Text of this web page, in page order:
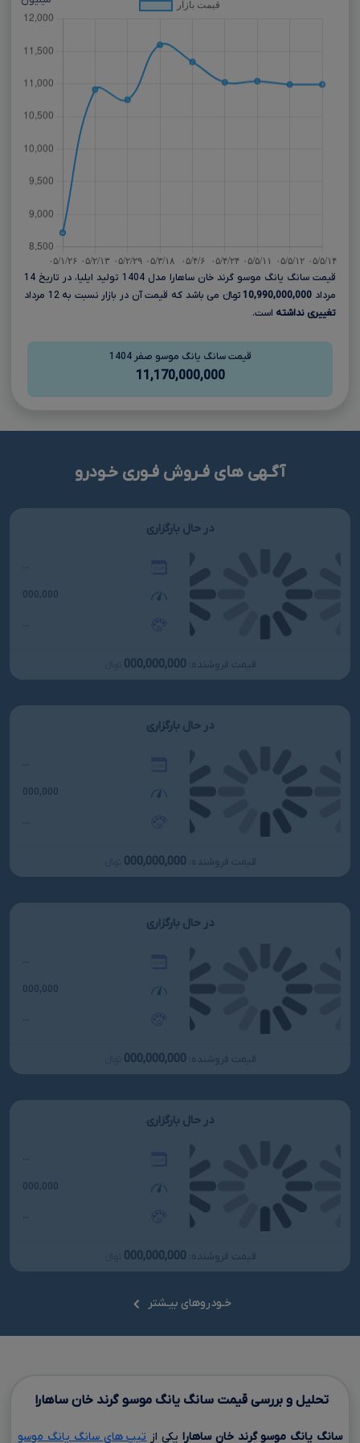
قیمت سانگ یانگ موسو گرند خان ساهارا مدل 1404 تولید ایلیا، در تاریخ 14
مرداد 10,990,000,000 تومانءءء می باشد که قیمت آن در بازار نسبت به 12 مرداد
تغییری نداشته است.
قیمت سانگ یانگ موسو صفر 1404
11,170,000,000
آگـهی های فـروش فـوری خـودرو
در حال بارگزاری
...
000,000
...
قیمت فروشنده: 000,000,000
در حال بارگزاری
...
000,000
...
قیمت فروشنده: 000,000,000
در حال بارگزاری
...
000,000
...
قیمت فروشنده: 000,000,000
در حال بارگزاری
...
000,000
...
قیمت فروشنده: 000,000,000
خـودروهای بیـشتر
تحلیل و بررسی قیمت سانگ یانگ موسو گرند خان ساهارا
سانگ یانگ موسو گرند خان ساهارا یکی از تیپ های سانگ یانگ موسو